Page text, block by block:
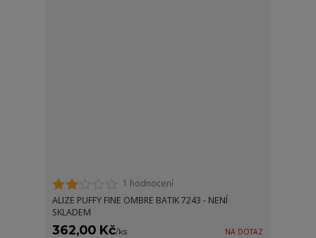
1 hodnocení
ALIZE PUFFY FINE OMBRE BATIK 7243 - NENÍ
SKLADEM
362,00 Kč/ks NA DOTAZ